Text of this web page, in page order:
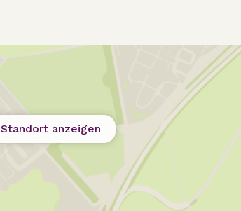
Standort anzeigen